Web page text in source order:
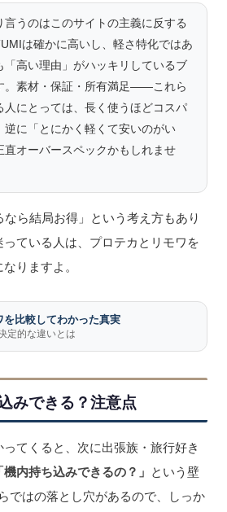
言うのはこのサイトの主義に反する
は確かに高いし、軽さ特化ではあ
「高い理由」がハッキリしているブ
。素材・保証・所有満足——これら
人にとっては、長く使うほどコスパ
逆に「とにかく軽くて安いのがい
直オーバースペックかもしれませ
なら結局お得」という考え方もあり
っている人は、プロテカとリモワを
りますよ。
を比較してわかった真実
定的な違いとは
みできる？注意点
ってくると、次に出張族・旅行好き
機内持ち込みできるの？」 という壁
ではの落とし穴があるので、しっか